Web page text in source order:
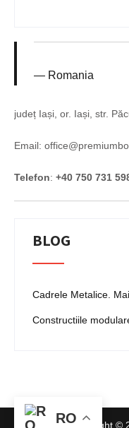
Romania
județ Iași, or. Iași, str.
Email:
Telefon: +40 750 731
BLOG
Cadrele Metalice.
Constructiile
Copyright ©
RO